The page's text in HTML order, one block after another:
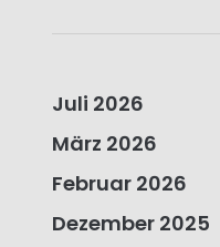
Juli 2026
März 2026
Februar 2026
Dezember 2025